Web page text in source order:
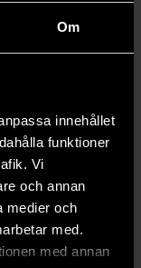
Om
innehållet
funktioner
Vi
och annan
medier och
med.
med annan